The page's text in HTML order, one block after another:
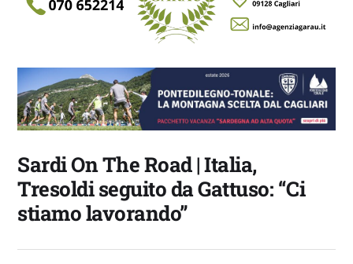
Sardi On The Road | Italia,
Tresoldi seguito da Gattuso: “Ci
stiamo lavorando”